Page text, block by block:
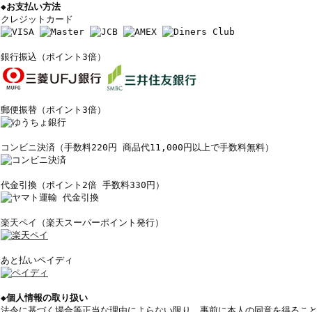
◆お支払い方法
クレジットカード
銀行振込（ポイント3倍）
郵便振替（ポイント3倍）
コンビニ決済（手数料220円 商品代11,000円以上で手数料無料）
代金引換（ポイント2倍 手数料330円）
楽天ペイ（楽天スーパーポイント発行）
あと払いペイディ
◆個人情報の取り扱い